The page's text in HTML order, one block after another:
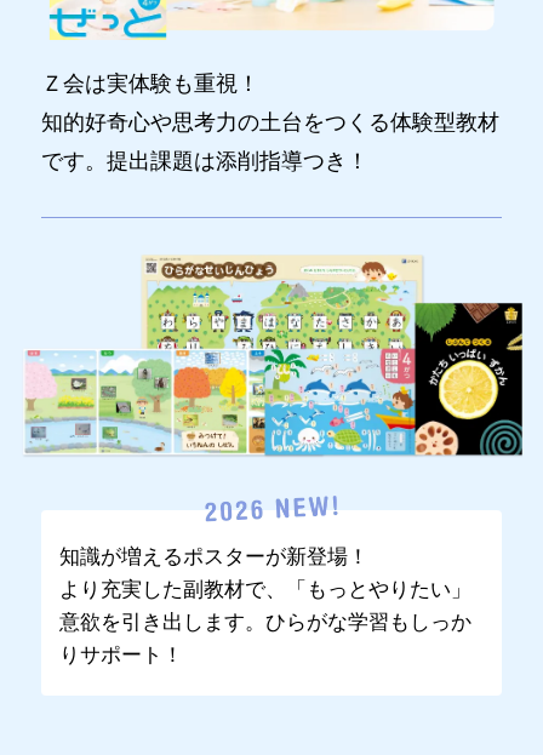
Ｚ会は実体験も重視！
知的好奇心や思考力の土台をつくる体験型教材
です。提出課題は添削指導つき！
知識が増えるポスターが新登場！
より充実した副教材で、「もっとやりたい」
意欲を引き出します。ひらがな学習もしっか
りサポート！